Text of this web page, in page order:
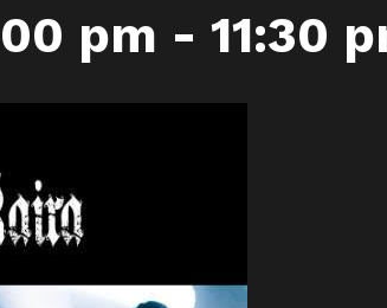
pm - 11:30